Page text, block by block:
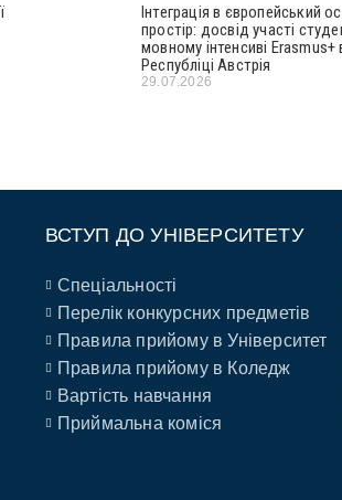
Інтеграція в європейський
простір: досвід участі
мовному інтенсиві Erasmus+
Республіці Австрія
29.07.2026
ВСТУП ДО УНІВЕРСИТЕТУ
Спеціальності
Перелік конкурсних предметів
Правила прийому в Університет
Правила прийому в Коледж
Вартість навчання
Приймальна коміся